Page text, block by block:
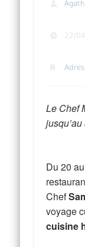
22/
Le Chef
Du 20
Chef
voyage
cuisine